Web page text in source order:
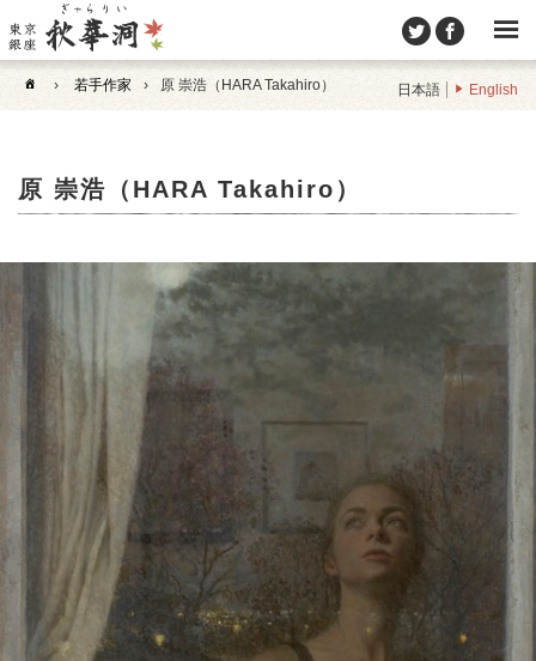
› 若手作家 › 原 崇浩（HARA Takahiro） 日本語 English
原 崇浩（HARA Takahiro）